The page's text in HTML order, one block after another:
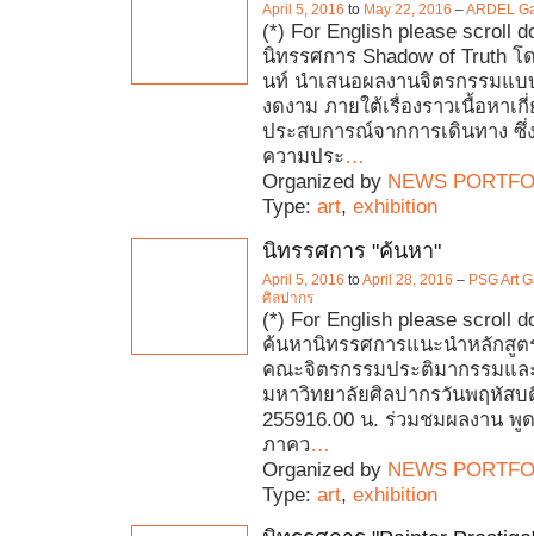
April 5, 2016 to May 22, 2016 –ARDEL
(*) For English please scroll
นิทรรศการ Shadow of Truth
นท์ นำเสนอผลงานจิตรกรรมแ
งดงาม ภายใต้เรื่องราวเนื้อหาเ
ประสบการณ์จากการเดินทาง ซึ่
ความประ…
Organized by NEWS
Type: art, exhibition
นิทรรศการ "ค้นหา"
April 5, 2016 toApril 28, 2016 – PSG Art
ศิลปากร
(*) For English please scroll
ค้นหานิทรรศการแนะนำหลักสูต
คณะจิตรกรรมประติมากรรมแ
มหาวิทยาลัยศิลปากรวันพฤหัสบ
255916.00 น. ร่วมชมผลงาน พู
ภาคว…
Organized by NEWS
Type: art, exhibition